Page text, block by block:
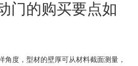
门的购买要点如
角度，型材的壁厚可从材料截面测量，